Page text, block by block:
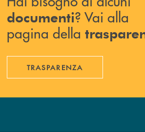
documenti? Vai alla
pagina della
TRASPARENZA